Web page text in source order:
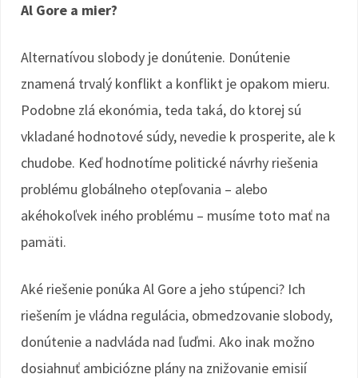
Al Gore a mier?
Alternatívou slobody je donútenie. Donútenie
znamená trvalý konflikt a konflikt je opakom mieru.
Podobne zlá ekonómia, teda taká, do ktorej sú
vkladané hodnotové súdy, nevedie k prosperite, ale k
chudobe. Keď hodnotíme politické návrhy riešenia
problému globálneho otepľovania – alebo
akéhokoľvek iného problému – musíme toto mať na
pamäti.
Aké riešenie ponúka Al Gore a jeho stúpenci? Ich
riešením je vládna regulácia, obmedzovanie slobody,
donútenie a nadvláda nad ľuďmi. Ako inak možno
dosiahnuť ambiciózne plány na znižovanie emisií